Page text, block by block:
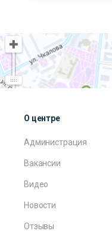
О центре
Администрация
Вакансии
Видео
Новости
Отзывы